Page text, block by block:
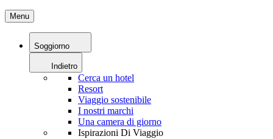
Menu
Soggiorno
Indietro
Cerca un hotel
Resort
Viaggio sostenibile
I nostri marchi
Una camera di giorno
Ispirazioni Di Viaggio